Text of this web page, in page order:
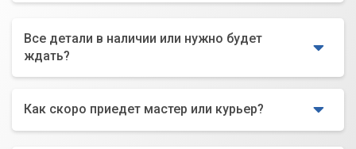
Все детали в наличии или нужно будет
ждать?
Как скоро приедет мастер или курьер?